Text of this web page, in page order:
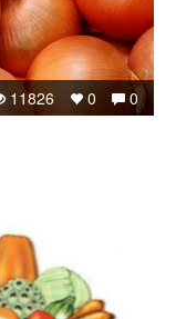
0
0
11826